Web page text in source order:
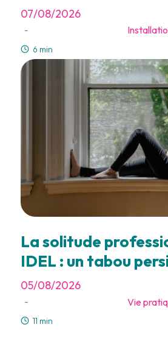
07/08/2026
-
6 min
La solitude
IDEL : un tabou
05/08/2026
- Vie
11 min